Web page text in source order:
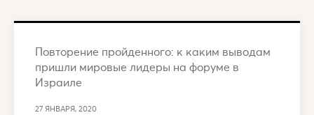
Повторение пройденного: к каким выводам
пришли мировые лидеры на форуме в
Израиле
27 ЯНВАРЯ, 2020